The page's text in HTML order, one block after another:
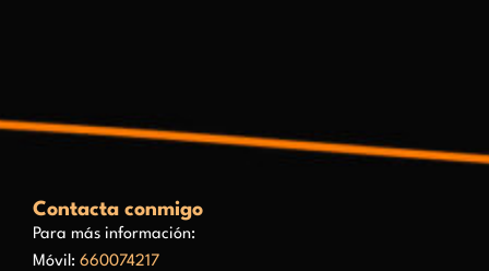
Contacta conmigo
Para más información:
Móvil: 660074217